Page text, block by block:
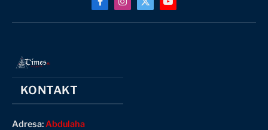
FacebookInstagram
X
YouTube
KONTAKT
Adresa:Abdulaha